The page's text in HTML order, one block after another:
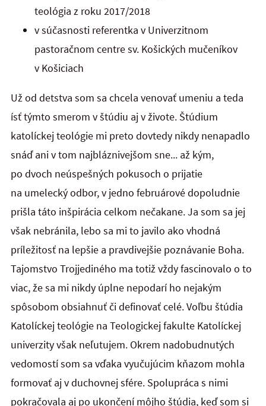
teológia z roku 2017/2018
v súčasnosti referentka v Univerzitnom
pastoračnom centre sv. Košických mučeníkov
v Košiciach
Už od detstva som sa chcela venovať umeniu a teda
ísť týmto smerom v štúdiu aj v živote. Štúdium
katolíckej teológie mi preto dovtedy nikdy nenapadlo
snáď ani v tom najbláznivejšom sne... až kým,
po dvoch neúspešných pokusoch o prijatie
na umelecký odbor, v jedno februárové dopoludnie
prišla táto inšpirácia celkom nečakane. Ja som sa jej
však nebránila, lebo sa mi to javilo ako vhodná
príležitosť na lepšie a pravdivejšie poznávanie Boha.
Tajomstvo Trojjediného ma totiž vždy fascinovalo o to
viac, že sa mi nikdy úplne nepodarí ho nejakým
spôsobom obsiahnuť či definovať celé. Voľbu štúdia
Katolíckej teológie na Teologickej fakulte Katolíckej
univerzity však neľutujem. Okrem nadobudnutých
vedomostí som sa vďaka vyučujúcim kňazom mohla
formovať aj v duchovnej sfére. Spolupráca s nimi
pokračovala aj po ukončení môjho štúdia, keď som si